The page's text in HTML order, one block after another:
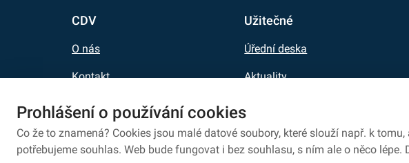
CDV
O nás
Kontakt
Kariéra
Pro média
Užitečné
Úřední deska
Aktuality
Síť eduroam
Zpracování osobních údajů Ochrana
Prohlášení o používání cookies
Co že to znamená? Cookies jsou malé datové soubory, které slouží např. k
potřebujeme souhlas. Web bude fungovat i bez souhlasu, s ním ale o něco